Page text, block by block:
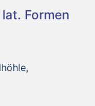
Formen